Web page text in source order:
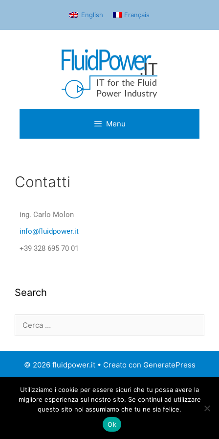
English Français
Menu
Contatti
ing. Carlo Molon
info@fluidpower.it
+39 328 695 70 01
Search
© 2026 fluidpower.it• Creato con GeneratePress
Utilizziamo i cookie per essere sicuri che tu possa avere la
migliore esperienza sul nostro sito. Se continui ad utilizzare
questo sito noi assumiamo che tu ne sia felice.
Ok